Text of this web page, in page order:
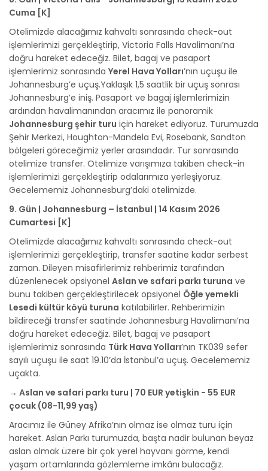
Cuma [K]
Otelimizde alacağımız kahvaltı sonrasında check-out
işlemlerimizi gerçekleştirip, Victoria Falls Havalimanı’na
doğru hareket edeceğiz. Bilet, bagaj ve pasaport
işlemlerimiz sonrasında Yerel Hava Yolları’nın uçuşu ile
Johannesburg’e uçuş.Yaklaşık 1,5 saatlik bir uçuş sonrası
Johannesburg’e iniş. Pasaport ve bagaj işlemlerimizin
ardından havalimanından aracımız ile panoramik
Johannesburg şehir turu için hareket ediyoruz. Turumuzda
Şehir Merkezi, Houghton-Mandela Evi, Rosebank, Sandton
bölgeleri göreceğimiz yerler arasındadır. Tur sonrasında
otelimize transfer. Otelimize varışımıza takiben check-in
işlemlerimizi gerçekleştirip odalarımıza yerleşiyoruz.
Gecelememiz Johannesburg’daki otelimizde.
9. Gün | Johannesburg – İstanbul | 14 Kasım 2026
Cumartesi [K]
Otelimizde alacağımız kahvaltı sonrasında check-out
işlemlerimizi gerçekleştirip, transfer saatine kadar serbest
zaman. Dileyen misafirlerimiz rehberimiz tarafından
düzenlenecek opsiyonel Aslan ve safari parkı turuna ve
bunu takiben gerçekleştirilecek opsiyonel Öğle yemekli
Lesedi kültür köyü turuna katılabilirler. Rehberimizin
bildireceği transfer saatinde Johannesburg Havalimanı’na
doğru hareket edeceğiz. Bilet, bagaj ve pasaport
işlemlerimiz sonrasında Türk Hava Yolları’nın TK039 sefer
sayılı uçuşu ile saat 19.10’da İstanbul’a uçuş. Gecelememiz
uçakta.
→ Aslan ve safari parkı turu | 70 EUR yetişkin - 55 EUR
çocuk (08-11,99 yaş)
Aracımız ile Güney Afrika’nın olmaz ise olmaz turu için
hareket. Aslan Parkı turumuzda, başta nadir bulunan beyaz
aslan olmak üzere bir çok yerel hayvanı görme, kendi
yaşam ortamlarında gözlemleme imkânı bulacağız.